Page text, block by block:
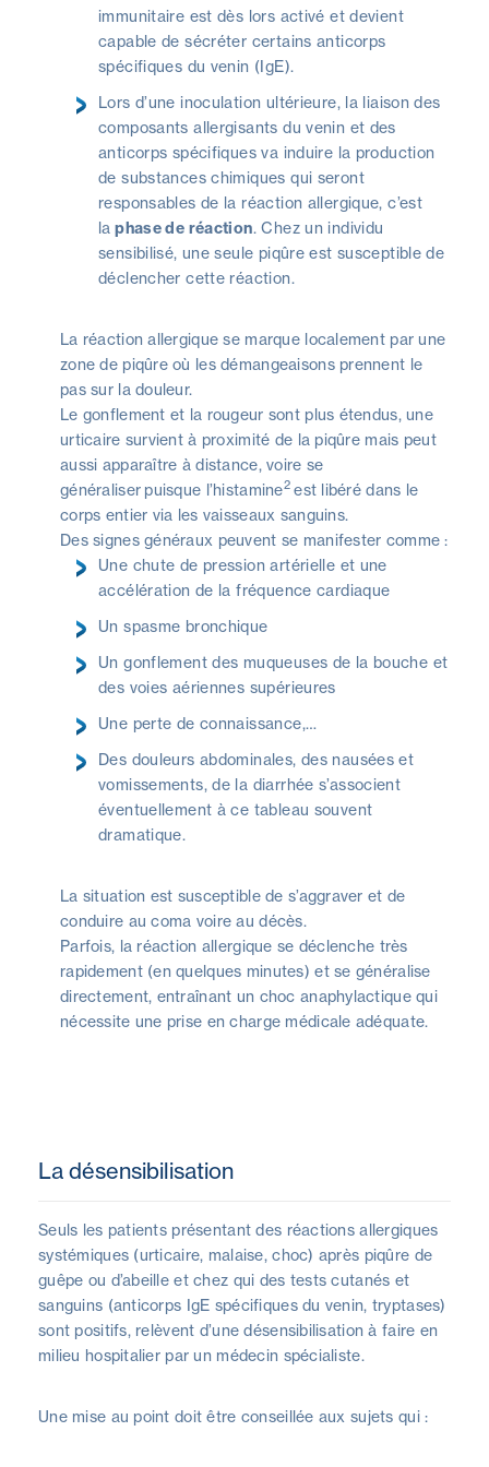
immunitaire est dès lors activé et devient
capable de sécréter certains anticorps
spécifiques du venin (IgE).
Lors d’une inoculation ultérieure, la liaison des
composants allergisants du venin et des
anticorps spécifiques va induire la production
de substances chimiques qui seront
responsables de la réaction allergique, c’est
laphase de réaction. Chez un individu
sensibilisé, une seule piqûre est susceptible de
déclencher cette réaction.
La réaction allergique se marque localement par une
zone de piqûre où les démangeaisons prennent le
pas sur la douleur.
Le gonflement et la rougeur sont plus étendus, une
urticaire survient à proximité de la piqûre mais peut
aussi apparaître à distance, voire se
généraliser puisque l’histamine2est libéré dans le
corps entier via les vaisseaux sanguins.
Des signes généraux peuvent se manifester comme :
Une chute de pression artérielle et une
accélération de la fréquence cardiaque
Un spasme bronchique
Un gonflement des muqueuses de la bouche et
des voies aériennes supérieures
Une perte de connaissance,…
Des douleurs abdominales, des nausées et
vomissements, de la diarrhée s’associent
éventuellement à ce tableau souvent
dramatique.
La situation est susceptible de s’aggraver et de
conduire au coma voire au décès.
Parfois, la réaction allergique se déclenche très
rapidement (en quelques minutes) et se généralise
directement, entraînant un choc anaphylactique qui
nécessite une prise en charge médicale adéquate.
La désensibilisation
Seuls les patients présentant des réactions allergiques
systémiques (urticaire, malaise, choc) après piqûre de
guêpe ou d’abeille et chez qui des tests cutanés et
sanguins (anticorps IgE spécifiques du venin, tryptases)
sont positifs, relèvent d’une désensibilisation à faire en
milieu hospitalier par un médecin spécialiste.
Une mise au point doit être conseillée aux sujets qui :